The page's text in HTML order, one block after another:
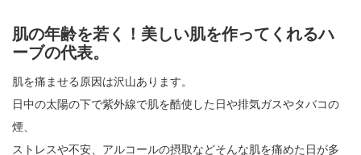
肌の年齢を若く！美しい肌を作ってくれるハ
ーブの代表。
肌を痛ませる原因は沢山あります。
日中の太陽の下で紫外線で肌を酷使した日や排気ガスやタバコの
煙、
ストレスや不安、アルコールの摂取などそんな肌を痛めた日が多